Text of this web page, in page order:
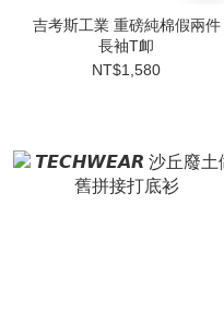
吉考斯工業 重磅純棉假兩件
長袖T卹
NT$1,580